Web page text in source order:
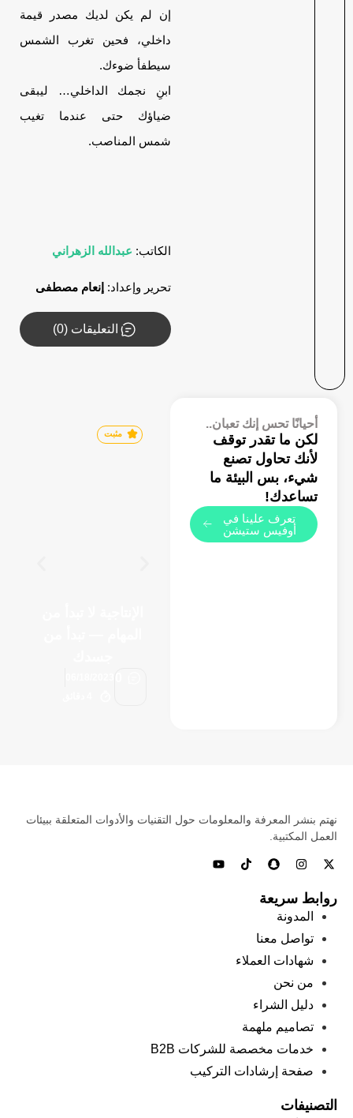
إن لم يكن لديك مصدر قيمة
داخلي، فحين تغرب الشمس
سيطفأ ضوءك.
ابنِ نجمك الداخلي… ليبقى
ضياؤك حتى عندما تغيب
شمس المناصب.
الكاتب: عبدالله الزهراني
تحرير وإعداد:إنعام مصطفى
التعليقات (0)
أحيانًا تحس إنك تعبان..
لكن ما تقدر توقف
لأنك تحاول تصنع
شيء، بس البيئة ما
تساعدك!
تعرف علينا في
أوفيس ستيشن
مثبت
نهتم بنشر المعرفة والمعلومات حول التقنيات والأدوات المتعلقة ببيئات
العمل المكتبية.
روابط سريعة
المدونة
تواصل معنا
شهادات العملاء
من نحن
دليل الشراء
تصاميم ملهمة
خدمات مخصصة للشركات B2B
صفحة إرشادات التركيب
التصنيفات